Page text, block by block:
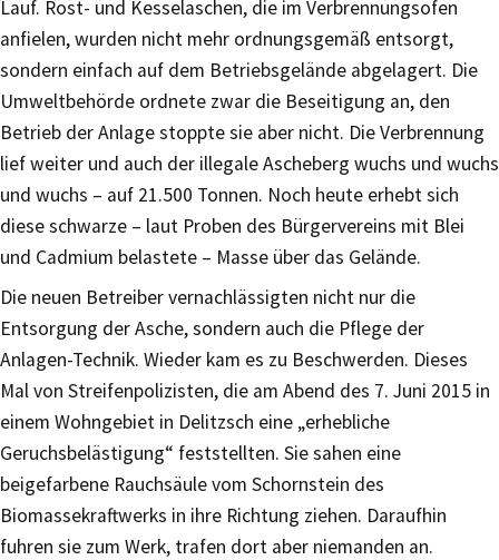
Lauf. Rost- und Kesselaschen, die im Verbrennungsofen
anfielen, wurden nicht mehr ordnungsgemäß entsorgt,
sondern einfach auf dem Betriebsgelände abgelagert. Die
Umweltbehörde ordnete zwar die Beseitigung an, den
Betrieb der Anlage stoppte sie aber nicht. Die Verbrennung
lief weiter und auch der illegale Ascheberg wuchs und wuchs
und wuchs – auf 21.500 Tonnen. Noch heute erhebt sich
diese schwarze – laut Proben des Bürgervereins mit Blei
und Cadmium belastete – Masse über das Gelände.
Die neuen Betreiber vernachlässigten nicht nur die
Entsorgung der Asche, sondern auch die Pflege der
Anlagen-Technik. Wieder kam es zu Beschwerden. Dieses
Mal von Streifenpolizisten, die am Abend des 7. Juni 2015 in
einem Wohngebiet in Delitzsch eine „erhebliche
Geruchsbelästigung“ feststellten. Sie sahen eine
beigefarbene Rauchsäule vom Schornstein des
Biomassekraftwerks in ihre Richtung ziehen. Daraufhin
fuhren sie zum Werk, trafen dort aber niemanden an.